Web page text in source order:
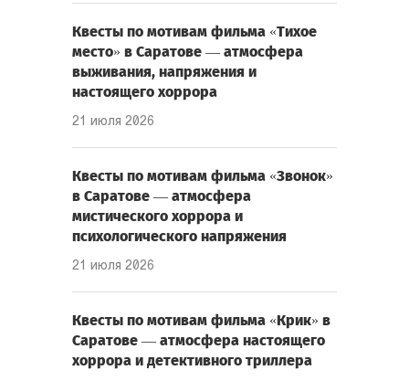
Квесты по мотивам фильма «Тихое
место» в Саратове — атмосфера
выживания, напряжения и
настоящего хоррора
21 июля 2026
Квесты по мотивам фильма «Звонок»
в Саратове — атмосфера
мистического хоррора и
психологического напряжения
21 июля 2026
Квесты по мотивам фильма «Крик» в
Саратове — атмосфера настоящего
хоррора и детективного триллера